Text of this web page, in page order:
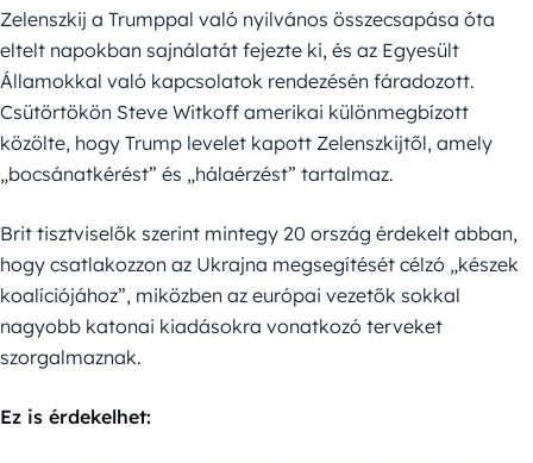
Zelenszkij a Trumppal való nyilvános összecsapása óta
eltelt napokban sajnálatát fejezte ki, és az Egyesült
Államokkal való kapcsolatok rendezésén fáradozott.
Csütörtökön Steve Witkoff amerikai különmegbízott
közölte, hogy Trump levelet kapott Zelenszkijtől, amely
„bocsánatkérést” és „hálaérzést” tartalmaz.
Brit tisztviselők szerint mintegy 20 ország érdekelt abban,
hogy csatlakozzon az Ukrajna megsegítését célzó „készek
koalíciójához”, miközben az európai vezetők sokkal
nagyobb katonai kiadásokra vonatkozó terveket
szorgalmaznak.
Ez is érdekelhet: